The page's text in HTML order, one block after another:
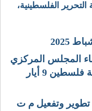
الفلسطينية،
المجلس المركزي
الفلسطيني الموجودين في دولة فلسطين 9 أيار
تطوير وتفعيل م ت